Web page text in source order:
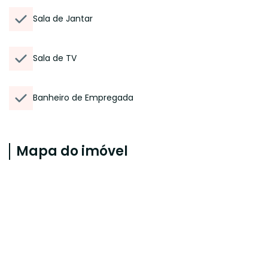
Sala de Jantar
Sala de TV
Banheiro de Empregada
Mapa do imóvel